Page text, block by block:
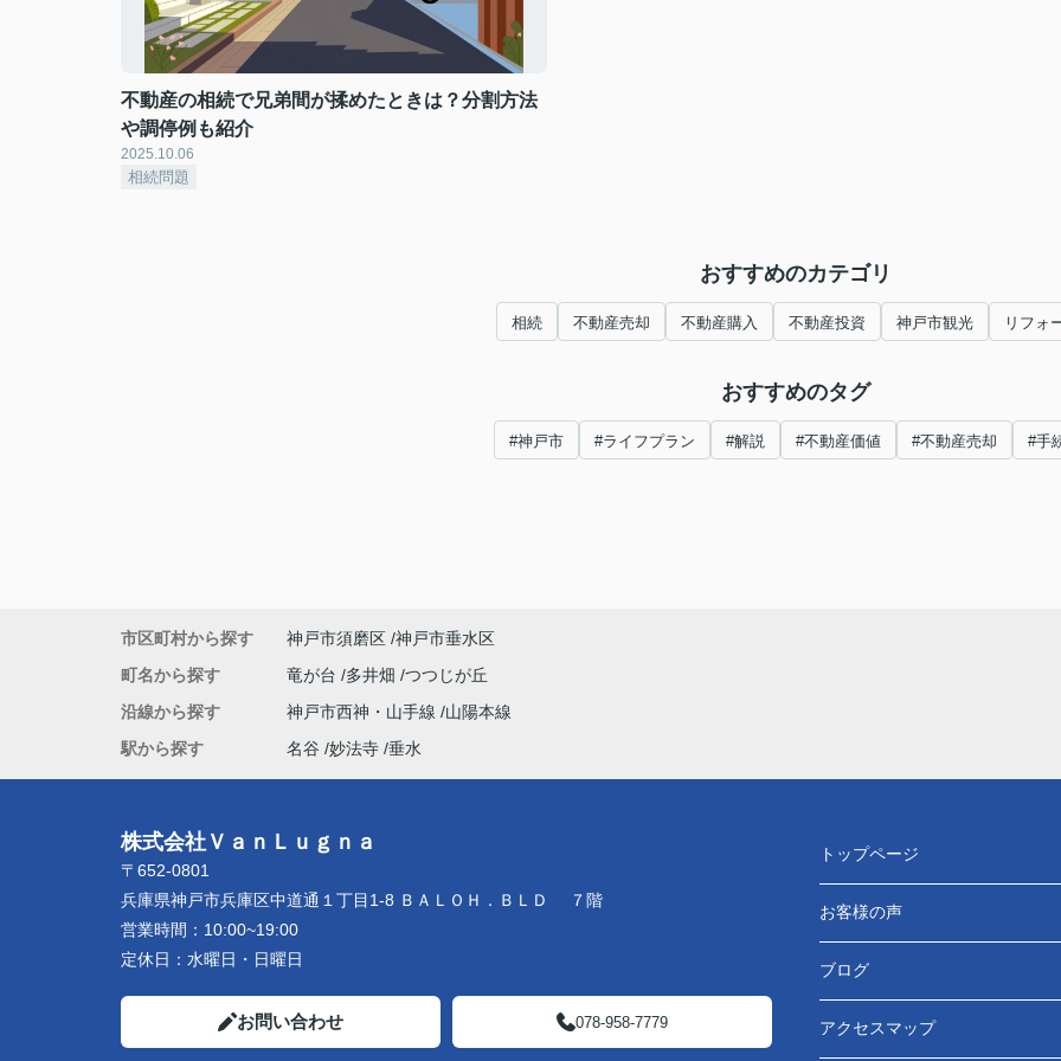
不動産の相続で兄弟間が揉めたときは？分割方法
や調停例も紹介
2025.10.06
相続問題
おすすめのカテゴリ
相続 不動産売却 不動産購入 不動産投資 神戸市観光 リフォ
おすすめのタグ
#神戸市 #ライフプラン #解説 #不動産価値 #不動産売却 #手
市区町村から探す 神戸市須磨区 神戸市垂水区
町名から探す
竜が台 多井畑 つつじが丘
沿線から探す
神戸市西神・山手線
山陽本線
駅から探す
名谷 妙法寺 垂水
株式会社ＶａｎＬｕｇｎａ
〒652-0801
兵庫県神戸市兵庫区中道通１丁目1-8 ＢＡＬＯＨ．ＢＬＤ ７階
営業時間： 10:00~19:00
定休日： 水曜日・日曜日
お問い合わせ 078-958-7779
トップページ
お客様の声
ブログ
アクセスマップ